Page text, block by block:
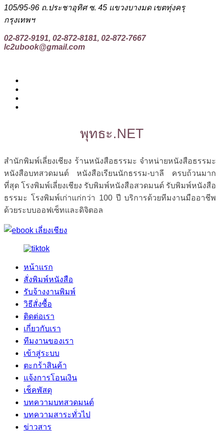
105/95-96 ถ.ประชาอุทิศ ซ. 45 แขวงบางมด เขตทุ่งครุ
กรุงเทพฯ
02-872-9191, 02-872-8181, 02-872-7667
lc2ubook@gmail.com
พุทธะ.NET
สำนักพิมพ์เลี่ยงเชียง ร้านหนังสือธรรมะ จำหน่ายหนังสือธรรมะ
หนังสือบทสวดมนต์ หนังสือเรียนนักธรรม-บาลี ครบถ้วนมาก
ที่สุด โรงพิมพ์เลี่ยงเชียง รับพิมพ์หนังสือสวดมนต์ รับพิมพ์หนังสือ
ธรรมะ โรงพิมพ์เก่าแก่กว่า 100 ปี บริการด้วยทีมงานมืออาชีพ
ด้วยระบบออฟเซ็ทและดิจิตอล
หน้าแรก
สั่งพิมพ์หนังสือ
รับจ้างงานพิมพ์
วิธีสั่งซื้อ
ติดต่อเรา
เกี่ยวกับเรา
ทีมงานของเรา
เข้าสู่ระบบ
ตะกร้าสินค้า
แจ้งการโอนเงิน
เช็คพัสดุ
บทความบทสวดมนต์
บทความสาระทั่วไป
ข่าวสาร